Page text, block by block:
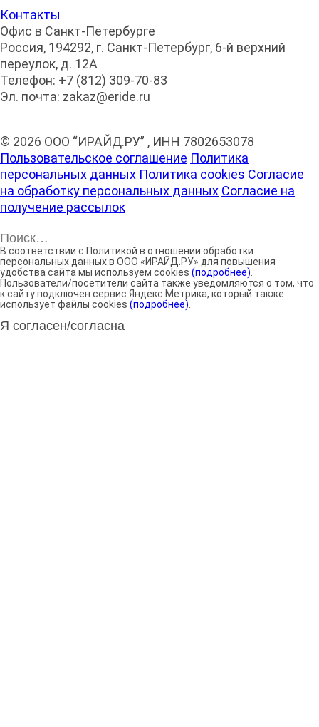
Контакты
Офис в Санкт-Петербурге
Россия, 194292, г. Санкт-Петербург, 6-й верхний
переулок, д. 12А
Телефон: +7 (812) 309-70-83
Эл. почта: zakaz@eride.ru
© 2026 ООО “ИРАЙД.РУ” , ИНН 7802653078
Пользовательское соглашение Политика
персональных данных Политика cookies Согласие
на обработку персональных данных Согласие на
получение рассылок
В соответствии с Политикой в отношении обработки
персональных данных в ООО «ИРАЙД.РУ» для повышения
удобства сайта мы используем cookies (подробнее)
Пользователи/посетители сайта также уведомляются о том, что
к сайту подключен сервис Яндекс.Метрика, который также
использует файлы cookies (подробнее)
Я согласен/согласна